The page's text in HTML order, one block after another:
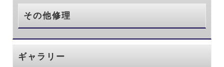
その他修理
ギャラリー